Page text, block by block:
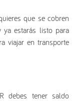
que se cobren
ya estarás listo para
viajar en transporte
debes tener saldo